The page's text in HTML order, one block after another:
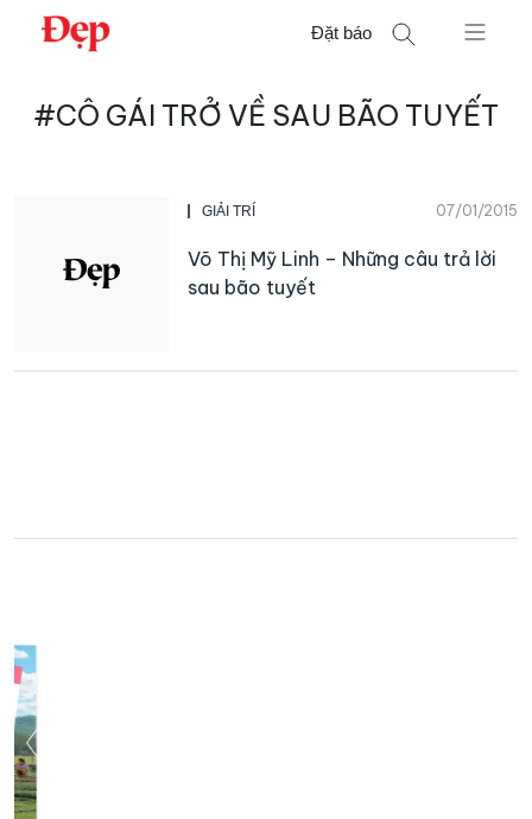
Chuyển
Đặt báo
kiếm
#CÔ GÁI TRỞ VỀ SAU BÃO TUYẾT
GIẢI TRÍ 07/01/2015
Võ Thị Mỹ Linh – Những câu trả lời
sau bão tuyết